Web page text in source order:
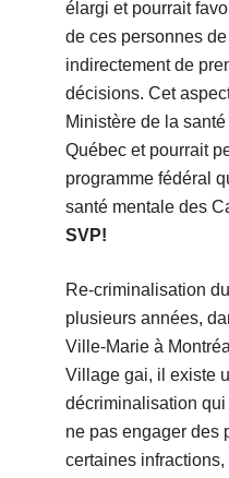
élargi et pourrait
de ces personnes
indirectement de
décisions. Cet
Ministère de la
Québec et pourrait
programme fédéral
santé mentale des
SVP!
Re-criminalisation
plusieurs années,
Ville-Marie à
Village gai, il existe
décriminalisation
ne pas engager des
certaines